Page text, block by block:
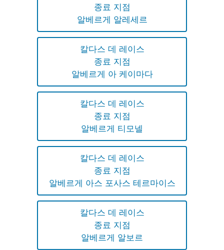
종료 지점
알베르게 알레세르
칼다스 데 레이스
종료 지점
알베르게 아 케이마다
칼다스 데 레이스
종료 지점
알베르게 티모넬
칼다스 데 레이스
종료 지점
알베르게 아스 포사스 테르마이스
칼다스 데 레이스
종료 지점
알베르게 알보르